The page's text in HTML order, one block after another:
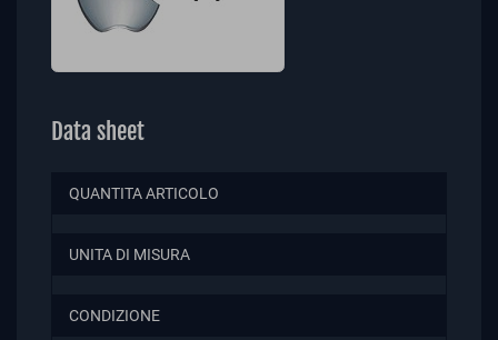
Data sheet
QUANTITA ARTICOLO
UNITA DI MISURA
CONDIZIONE